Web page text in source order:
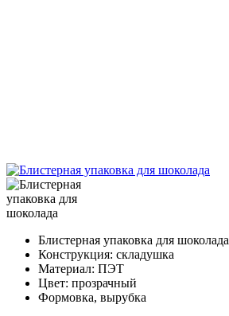
Блистерная упаковка для шоколада
Конструкция: складушка
Материал: ПЭТ
Цвет: прозрачный
Формовка, вырубка